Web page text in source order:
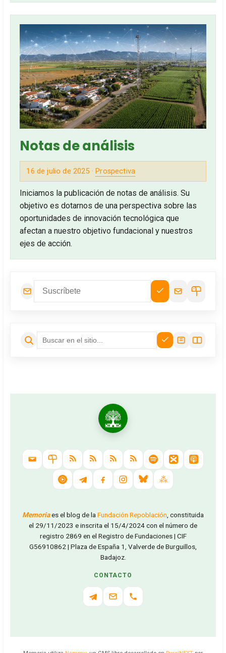
Notas de análisis
16 de julio de 2025 · Prospectiva
Iniciamos la publicación de notas de análisis. Su
objetivo es dotarnos de una perspectiva sobre las
oportunidades de innovación tecnológica que
afectan a nuestro objetivo fundacional y nuestros
ejes de acción.
Memoriaes el blog de la Fundación Repoblación , constituida
el 29/11/2023 e inscrita el 15/4/2024 con el número de
registro 2869 en el Registro de Fundaciones | CIF
G56910862 | Plaza de España 1, Valverde de Burguillos,
Badajoz.
CONTACTO